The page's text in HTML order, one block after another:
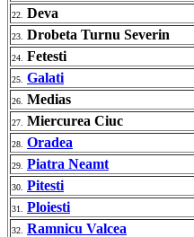
22. Deva
23. Drobeta Turnu Severin
24. Fetesti
25. Galati
26. Medias
27. Miercurea Ciuc
28. Oradea
29. Piatra Neamt
30. Pitesti
31. Ploiesti
32. Ramnicu Valcea